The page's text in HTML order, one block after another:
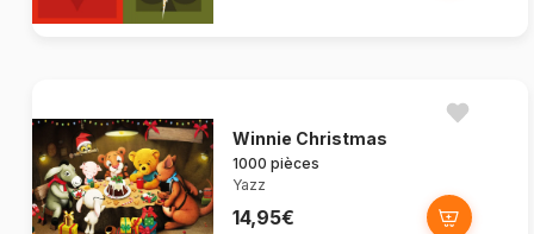
Winnie Christmas
1000 pièces
Yazz
14,95€